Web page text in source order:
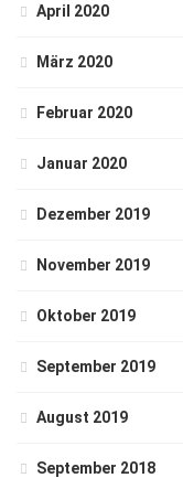
April 2020
März 2020
Februar 2020
Januar 2020
Dezember 2019
November 2019
Oktober 2019
September 2019
August 2019
September 2018